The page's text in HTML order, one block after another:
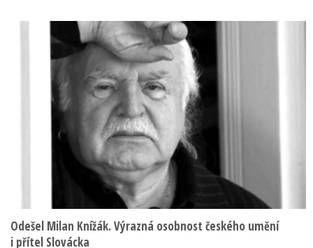
Odešel Milan Knížák. Výrazná osobnost českého umění
i přítel Slovácka